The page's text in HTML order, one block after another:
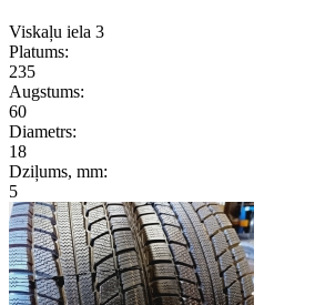
Viskaļu iela 3
Platums:
235
Augstums:
60
Diametrs:
18
Dziļums, mm:
5